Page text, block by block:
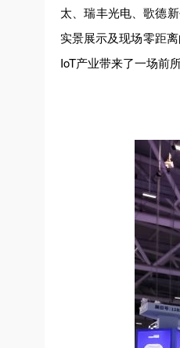
太、瑞丰光电、歌德
实景展示及现场零距
IoT产业带来了一场前